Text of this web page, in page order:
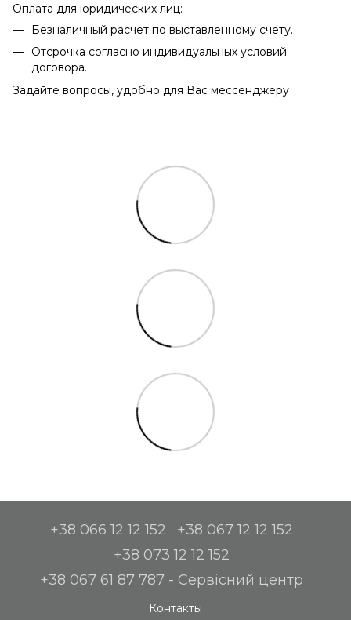
Оплата для юридических лиц:
Безналичный расчет по выставленному счету.
Отсрочка согласно индивидуальных условий
договора.
Задайте вопросы, удобно для Вас мессенджеру
+38 066 12 12 152
+38 067 12 12 152
+38 073 12 12 152
+38 067 61 87 787 - Сервісний центр
Контакты